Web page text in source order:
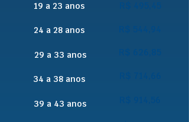
19 a 23 anos
24 a 28 anos
29 a 33 anos
34 a 38 anos
39 a 43 anos